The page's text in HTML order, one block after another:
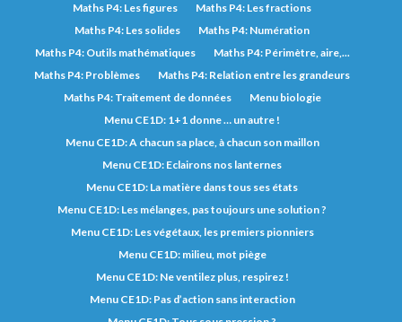
Maths P4: Les figures
Maths P4: Les fractions
Maths P4: Les solides
Maths P4: Numération
Maths P4: Outils mathématiques
Maths P4: Périmètre, aire,...
Maths P4: Problèmes
Maths P4: Relation entre les grandeurs
Maths P4: Traitement de données
Menu biologie
Menu CE1D: 1+1 donne … un autre !
Menu CE1D: A chacun sa place, à chacun son maillon
Menu CE1D: Eclairons nos lanternes
Menu CE1D: La matière dans tous ses états
Menu CE1D: Les mélanges, pas toujours une solution ?
Menu CE1D: Les végétaux, les premiers pionniers
Menu CE1D: milieu, mot piège
Menu CE1D: Ne ventilez plus, respirez !
Menu CE1D: Pas d’action sans interaction